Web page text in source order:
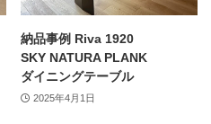
納品事例 Riva 1920
SKY NATURA PLANK
ダイニングテーブル
2025年4月1日